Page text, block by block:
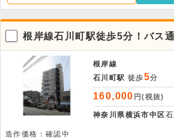
根岸線石川町駅徒歩5分！バス
物件。
根岸線
石川町駅 徒歩5分
160,000 円(税抜)
神奈川県横浜市中区
造作価格：確認中